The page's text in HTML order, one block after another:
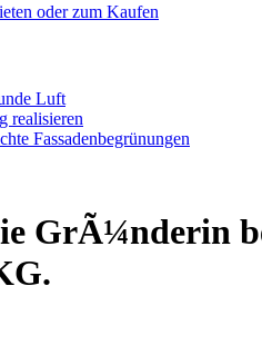
oder zum Kaufen
Luft
realisieren
Fassadenbegrünungen
GrÃ¼nderin